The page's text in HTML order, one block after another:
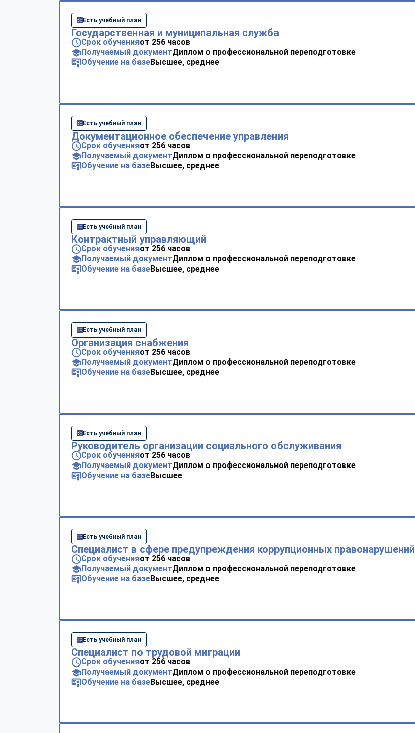
Есть учебный план
Государственная и муниципальная служба
Срок обученияот 256 часов
Получаемый документДиплом о профессиональной переподготовке
Обучение на базеВысшее, среднее
Есть учебный план
Документационное обеспечение управления
Срок обученияот 256 часов
Получаемый документДиплом о профессиональной переподготовке
Обучение на базеВысшее, среднее
Есть учебный план
Контрактный управляющий
Срок обученияот 256 часов
Получаемый документДиплом о профессиональной переподготовке
Обучение на базеВысшее, среднее
Есть учебный план
Организация снабжения
Срок обученияот 256 часов
Получаемый документДиплом о профессиональной переподготовке
Обучение на базеВысшее, среднее
Есть учебный план
Руководитель организации социального обслуживания
Срок обученияот 256 часов
Получаемый документДиплом о профессиональной переподготовке
Обучение на базеВысшее
Есть учебный план
Специалист в сфере предупреждения коррупционных правонарушений
Срок обученияот 256 часов
Получаемый документДиплом о профессиональной переподготовке
Обучение на базеВысшее, среднее
Есть учебный план
Специалист по трудовой миграции
Срок обученияот 256 часов
Получаемый документДиплом о профессиональной переподготовке
Обучение на базеВысшее, среднее